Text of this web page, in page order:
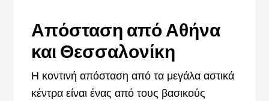
Απόσταση από Αθήνα
και Θεσσαλονίκη
Η κοντινή απόσταση από τα μεγάλα αστικά
κέντρα είναι ένας από τους βασικούς